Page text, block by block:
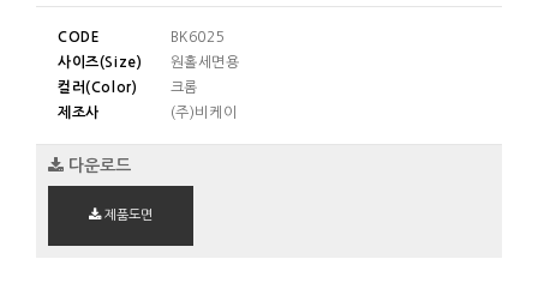
CODE
BK6025
사이즈(Size)
원홀세면용
컬러(Color)
크롬
제조사
(주)비케이
다운로드
제품도면